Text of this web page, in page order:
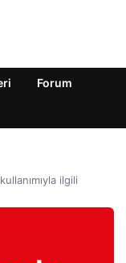
Forum
ilgili